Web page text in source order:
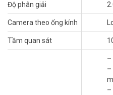
Bảo vệ 360° với phân
Nhìn rõ mọi ngóc ngách trong
Camera WifiH6c Pro 2MP theo
ngày, cho bạn cảm giác yên tâm
Tăng cường an ninh
Với chế độ tuần tra độc đáo,
Độ phân giải
Camera theo ống kính
Tầm quan sát
–
–
–